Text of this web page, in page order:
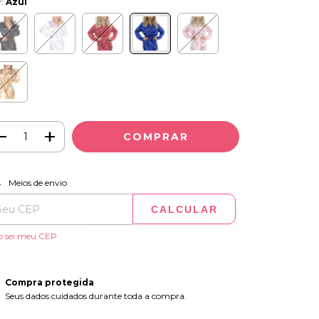
para o CEP:
Meios de envio
CALCULAR
sei meu CEP
Compra protegida
Seus dados cuidados durante toda a compra.